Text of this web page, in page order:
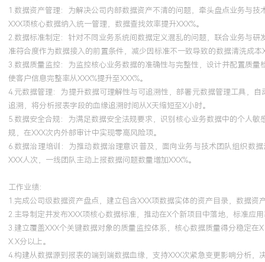
1.数据资产管理：为解决公司内部数据资产不清的问题，牵头盘点业务与
XXX项核心数据纳入统一管理，数据查找效率提升XXX%。
2.数据标准制定：针对不同业务系统间数据定义混乱的问题，联合业务与
准符合度作为数据接入的前置条件，减少因标准不一致导致的数据清洗成本
3.数据质量监控：为监控核心业务数据的准确性与完整性，设计并配置质
使客户信息完整率从XXX%提升至XXX%。
4.元数据管理：为提升数据可理解性与可追溯性，部署元数据管理工具，
追溯，将分析报表字段的血缘追溯时间从X天缩短至X小时。
5.数据安全合规：为满足数据安全法规要求，识别核心业务数据中的个人
规，在XXX次内外部审计中实现零高风险项。
6.数据治理培训：为推动数据治理意识普及，面向业务与技术团队组织数
XXX人次，一线团队主动上报数据问题数量增加XXX%。
工作业绩：
1.完成公司级数据资产盘点，建立包含XXX项数据实体的资产目录，数据资
2.主导制定并发布XXX项核心数据标准，推动在X个新项目中落地，标准应用
3.建立覆盖XXX个关键数据对象的质量监控体系，核心数据质量得分稳定在X
X.X分以上。
4.构建从数据源到报表的端到端数据血缘，支持XXX次紧急变更影响分析，